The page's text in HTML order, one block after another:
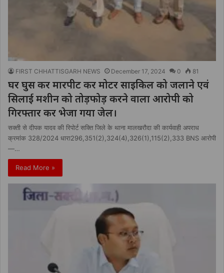
FIRST CHHATTISGARH NEWS December 17, 2024 0 81
घर घुस कर मारपीट कर मोटर साइकिल को जलाने एवं
सिलाई मशीन को तोड़फोड़ करने वाला आरोपी को
गिरफ्तार कर भेजा गया जेल।
सक्ती से दीपक यादव की रिपोर्ट सक्ति जिले के थाना मालखरौदा की कार्यवाही अपराध
क्रमांक 328/2024 धारा296,351(2),324(4),326(1),115(2),333 BNS आरोपी
—…
Read More »